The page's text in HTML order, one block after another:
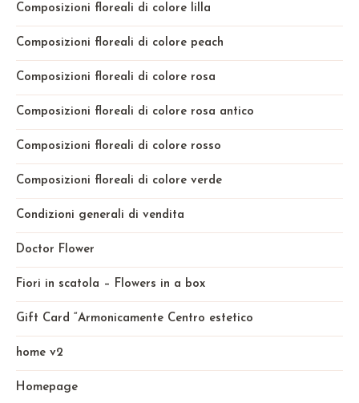
Composizioni floreali di colore lilla
Composizioni floreali di colore peach
Composizioni floreali di colore rosa
Composizioni floreali di colore rosa antico
Composizioni floreali di colore rosso
Composizioni floreali di colore verde
Condizioni generali di vendita
Doctor Flower
Fiori in scatola – Flowers in a box
Gift Card “Armonicamente Centro estetico
home v2
Homepage